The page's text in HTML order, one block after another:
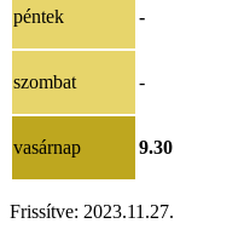
péntek -
szombat -
vasárnap 9.30
Frissítve: 2023.11.27.